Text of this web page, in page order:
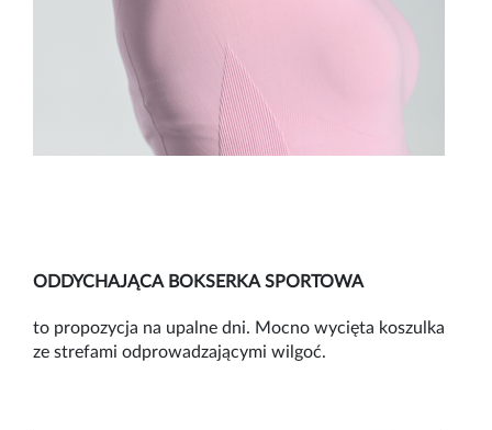
ODDYCHAJĄCA BOKSERKA SPORTOWA
to propozycja na upalne dni. Mocno wycięta koszulka
ze strefami odprowadzającymi wilgoć.